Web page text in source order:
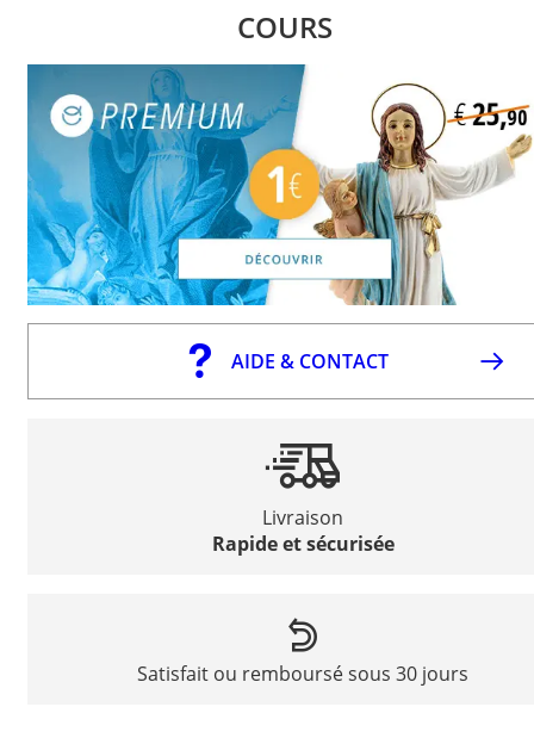
COURS
AIDE & CONTACT
Livraison
Rapide et sécurisée
Satisfait ou remboursé sous 30 jours